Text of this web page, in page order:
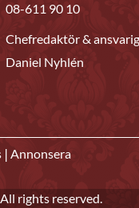
08-611 90 10
Chefredaktör &
Daniel Nyhlén
| Annonsera
rights reserved.